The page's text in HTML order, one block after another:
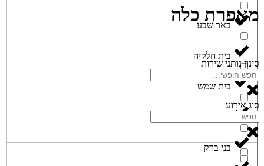
באר שבע
בית חלקיה
בית שמש
בני ברק
מאפרת כלה
סינון נותני שירות
סוג אירוע